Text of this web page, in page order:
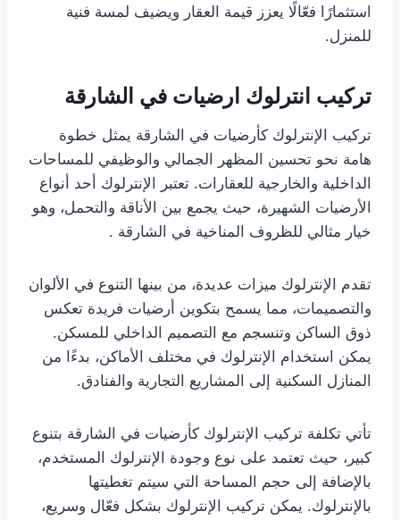
استثمارًا فعّالًا يعزز قيمة العقار ويضيف لمسة فنية
للمنزل.
تركيب انترلوك ارضيات في الشارقة
تركيب الإنترلوك كأرضيات في الشارقة يمثل خطوة
هامة نحو تحسين المظهر الجمالي والوظيفي للمساحات
الداخلية والخارجية للعقارات. تعتبر الإنترلوك أحد أنواع
الأرضيات الشهيرة، حيث يجمع بين الأناقة والتحمل، وهو
خيار مثالي للظروف المناخية في الشارقة .
تقدم الإنترلوك ميزات عديدة، من بينها التنوع في الألوان
والتصميمات، مما يسمح بتكوين أرضيات فريدة تعكس
ذوق الساكن وتنسجم مع التصميم الداخلي للمسكن.
يمكن استخدام الإنترلوك في مختلف الأماكن، بدءًا من
المنازل السكنية إلى المشاريع التجارية والفنادق.
تأتي تكلفة تركيب الإنترلوك كأرضيات في الشارقة بتنوع
كبير، حيث تعتمد على نوع وجودة الإنترلوك المستخدم،
بالإضافة إلى حجم المساحة التي سيتم تغطيتها
بالإنترلوك. يمكن تركيب الإنترلوك بشكل فعّال وسريع،